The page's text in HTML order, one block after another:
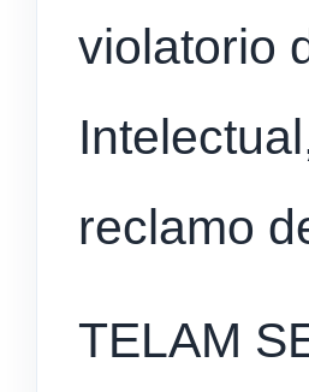
violatorio
reclamo
TELAM